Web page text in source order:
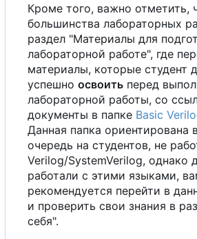
Кроме того, важно отметить,
большинства лабораторных
раздел "Материалы для
лабораторной работе", где
материалы, которые студент
успешно освоить перед
лабораторной работы, со
документы в папке Basic
Данная папка ориентирована
очередь на студентов, не
Verilog/SystemVerilog, однако
работали с этими языками,
рекомендуется перейти в
и проверить свои знания в
себя".